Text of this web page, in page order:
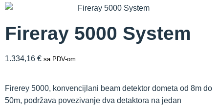
Fireray 5000 System
1.334,16 € sa PDV-om
Firerey 5000, konvencijlani beam detektor dometa od 8m do
50m, podržava povezivanje dva detaktora na jedan